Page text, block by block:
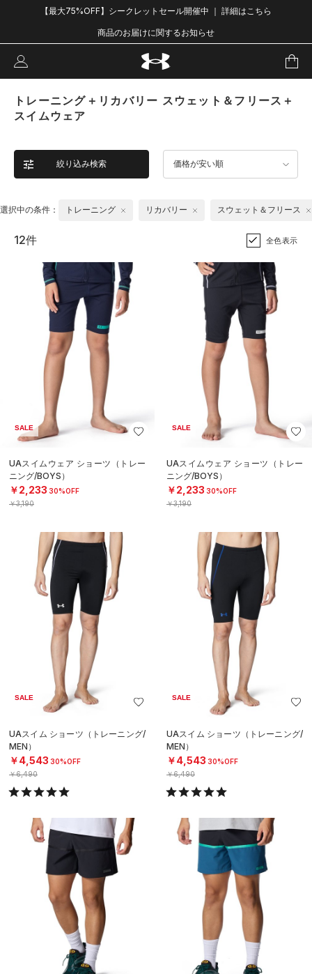
【最大75%OFF】シークレットセール開催中 ｜ 詳細はこちら
商品のお届けに関するお知らせ
トレーニング＋リカバリー スウェット＆フリース＋
スイムウェア
絞り込み検索 価格が安い順
選択中の条件： トレーニング リカバリー スウェット＆フリース
12件 全色表示
SALE
UAスイムウェア ショーツ（トレー
ニング/BOYS）
￥2,233 30%OFF
￥3,190
SALE
UAスイムウェア ショーツ（トレー
ニング/BOYS）
￥2,233 30%OFF
￥3,190
SALE
UAスイム ショーツ（トレーニング/
MEN）
￥4,543 30%OFF
￥6,490
SALE
UAスイム ショーツ（トレーニング/
MEN）
￥4,543 30%OFF
￥6,490